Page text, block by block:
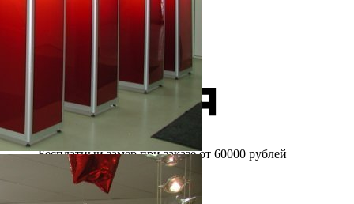
Бесплатныйзамер при заказе от 60000 рублей